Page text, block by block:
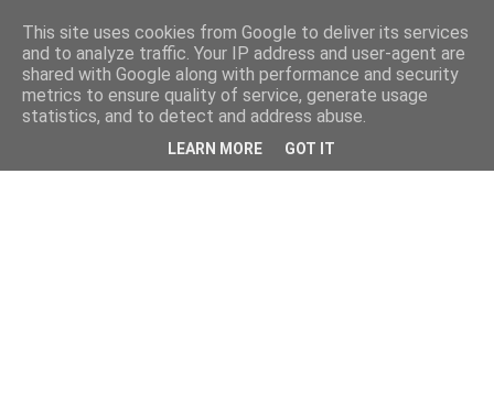
This site uses cookies from Google to deliver its services
and to analyze traffic. Your IP address and user-agent are
shared with Google along with performance and security
metrics to ensure quality of service, generate usage
statistics, and to detect and address abuse.
LEARN MORE GOT IT